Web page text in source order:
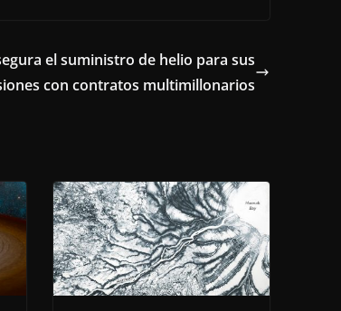
el suministro de helio para sus
con contratos multimillonarios